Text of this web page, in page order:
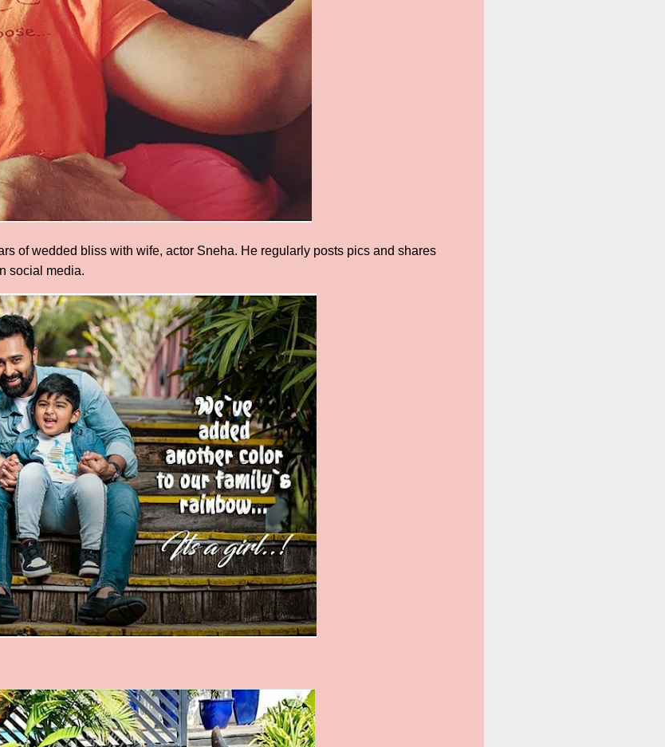
of wedded bliss with wife, actor Sneha. He regularly posts pics and shares
social media.